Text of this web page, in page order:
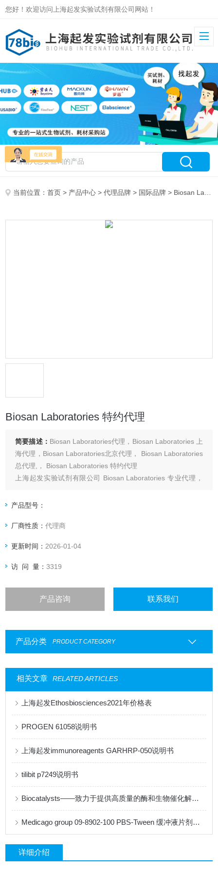
您好！欢迎访问上海起发实验试剂有限公司网站！
当前位置：首页 > 产品中心 >代理品牌 > 国际品牌 > Biosan Laboratories 特约代理
Biosan Laboratories 特约代理
简要描述： Biosan Laboratories代理，Biosan Laboratories 上
海代理，Biosan Laboratories北京代理， Biosan Laboratories
总代理,， Biosan Laboratories 特约代理
上海起发实验试剂有限公司 Biosan Laboratories 专业代理，
产品型号：
厂商性质：代理商
更新时间： 2026-01-04
访 问 量：3319
产品咨询 联系我们
产品分类 PRODUCT CATEGORY
相关文章 RELATED ARTICLES
上海起发Ethosbiosciences2021年价格表
PROGEN 61058说明书
上海起发immunoreagents GARHRP-050说明书
tilibit p7249说明书
Biocatalysts——致力于提供高质量的酶和生物催化解决方案
Medicago group 09-8902-100 PBS-Tween 缓冲液片剂说明书
详细介绍